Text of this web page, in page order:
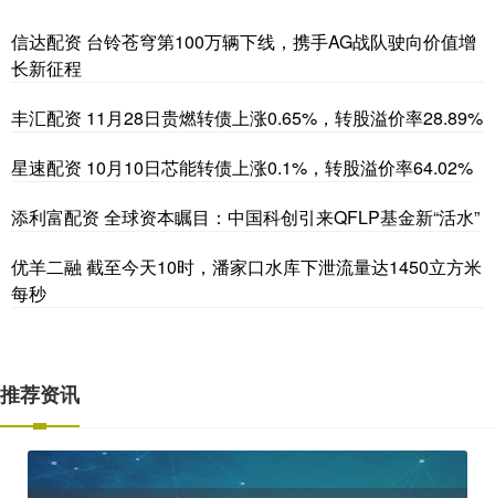
信达配资 台铃苍穹第100万辆下线，携手AG战队驶向价值增
长新征程
丰汇配资 11月28日贵燃转债上涨0.65%，转股溢价率28.89%
星速配资 10月10日芯能转债上涨0.1%，转股溢价率64.02%
添利富配资 全球资本瞩目：中国科创引来QFLP基金新“活水”
优羊二融 截至今天10时，潘家口水库下泄流量达1450立方米
每秒
推荐资讯